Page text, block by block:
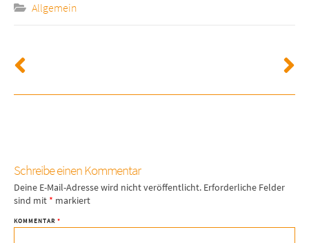
Allgemein
Schreibe einen Kommentar
Deine E-Mail-Adresse wird nicht veröffentlicht. Erforderliche Felder
sind mit * markiert
KOMMENTAR *